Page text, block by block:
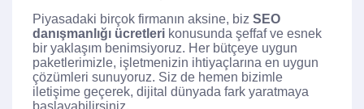
Piyasadaki birçok firmanın aksine, biz SEO
danışmanlığı ücretleri konusunda şeffaf ve esnek
bir yaklaşım benimsiyoruz. Her bütçeye uygun
paketlerimizle, işletmenizin ihtiyaçlarına en uygun
çözümleri sunuyoruz. Siz de hemen bizimle
iletişime geçerek, dijital dünyada fark yaratmaya
başlayabilirsiniz.